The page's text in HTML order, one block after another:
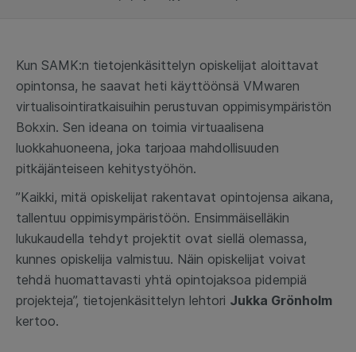
Kun SAMK:n tietojenkäsittelyn opiskelijat aloittavat
opintonsa, he saavat heti käyttöönsä VMwaren
virtualisointiratkaisuihin perustuvan oppimisympäristön
Bokxin. Sen ideana on toimia virtuaalisena
luokkahuoneena, joka tarjoaa mahdollisuuden
pitkäjänteiseen kehitystyöhön.
”Kaikki, mitä opiskelijat rakentavat opintojensa aikana,
tallentuu oppimisympäristöön. Ensimmäiselläkin
lukukaudella tehdyt projektit ovat siellä olemassa,
kunnes opiskelija valmistuu. Näin opiskelijat voivat
tehdä huomattavasti yhtä opintojaksoa pidempiä
projekteja”, tietojenkäsittelyn lehtori Jukka Grönholm
kertoo.